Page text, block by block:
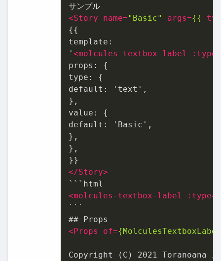
<Story name="Basic" args={{
{{
template:
' <molcules-textbox-label :type
props: {
type: {
default: 'text',
},
value: {
default: 'Basic',
},
},
</Story>
<molcules-textbox-label :type=
```
< Props of=
Copyright (C) 2021 Toranoana